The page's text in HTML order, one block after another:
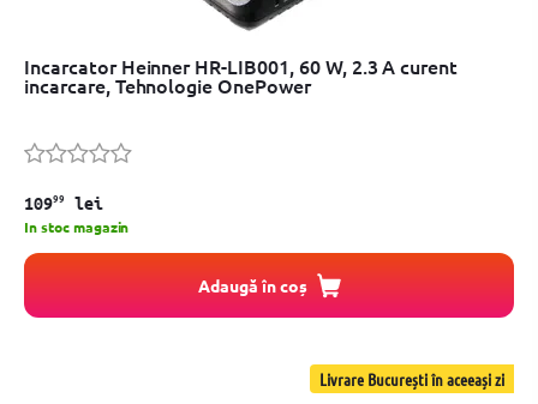
Incarcator Heinner HR-LIB001, 60 W, 2.3 A curent
incarcare, Tehnologie OnePower
10999 lei
In stoc magazin
Adaugă în coș
Livrare București în aceeași zi